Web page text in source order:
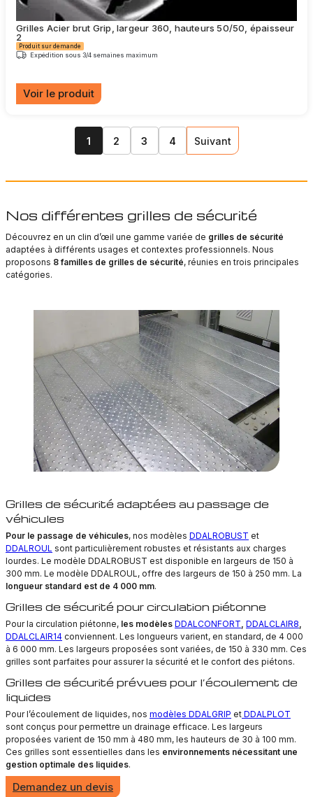
être
choisies
sur
la
page
produit
Grilles Acier brut Grip, largeur 360, hauteurs 50/50, épaisseur
2
Produit sur demande
Expédition sous 3/4 semaines maximum
Voir le produit
options
être
choisies
sur
la
page
du
1 2 3 4 Suivant
Nos différentes grilles de sécurité
Découvrez en un clin d’œil une gamme variée de grilles de sécurité
adaptées à différents usages et contextes professionnels. Nous
proposons 8 familles de grilles de sécurité, réunies en trois principales
catégories.
Grilles de sécurité adaptées au passage de
véhicules
Pour le passage de véhicules, nos modèles DDALROBUST et
DDALROUL sont particulièrement robustes et résistants aux charges
lourdes. Le modèle DDALROBUST est disponible en largeurs de 150 à
300 mm. Le modèle DDALROUL, offre des largeurs de 150 à 250 mm. La
longueur standard est de 4 000 mm.
Grilles de sécurité pour circulation piétonne
Pour la circulation piétonne, les modèles DDALCONFORT DDALCLAIR8
DDALCLAIR14 conviennent. Les longueurs varient, en standard, de 4 000
à 6 000 mm. Les largeurs proposées sont variées, de 150 à 330 mm. Ces
grilles sont parfaites pour assurer la sécurité et le confort des piétons.
Grilles de sécurité prévues pour l’écoulement de
liquides
Pour l’écoulement de liquides, nos modèles DDALGRIP et DDALPLOT
sont conçus pour permettre un drainage efficace. Les largeurs
proposées varient de 150 mm à 480 mm, les hauteurs de 30 à 100 mm.
Ces grilles sont essentielles dans les environnements nécessitant une
gestion optimale des liquides.
Demandez un devis